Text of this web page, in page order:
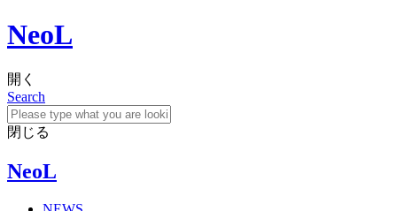
NeoL
開く
Search
閉じる
NeoL